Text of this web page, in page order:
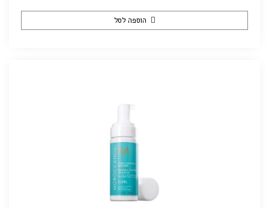
הוספה לסל